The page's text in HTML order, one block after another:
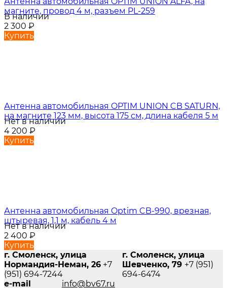
магните, провод 4 м, разъем PL-259
В наличии
2 300 ₽
Купить
Антенна автомобильная OPTIM UNION CB SATURN,
на магните 123 мм, высота 175 см, длина кабеля 5 м
Нет в наличии
4 200 ₽
Купить
Антенна автомобильная Optim CB-990, врезная,
штыревая, 1,1 м, кабель 4 м
Нет в наличии
2 400 ₽
Купить
г. Смоленск, улица
Нормандия-Неман, 26 +7
(951) 694-7244
г. Смоленск, улица
Шевченко, 79 +7 (951)
694-6474
e-mail
info@bv67.ru